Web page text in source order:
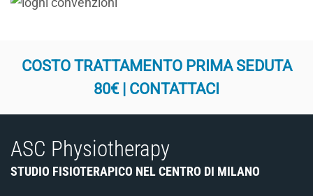
COSTO TRATTAMENTO PRIMA SEDUTA
80€ | CONTATTACI
ASC Physiotherapy
STUDIO FISIOTERAPICO NEL CENTRO DI MILANO